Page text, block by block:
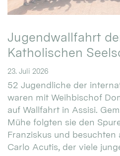
Jugendwallfahrt
Katholischen
23. Juli 2026
52 Jugendliche der
waren mit Weihbischof
auf Wallfahrt in Assisi.
Mühe folgten sie den
Franziskus und besuchten
Carlo Acutis, der viele